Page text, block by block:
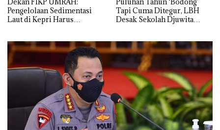
Pengelolaan Sedimentasi
Laut di Kepri Harus
dengan Konservasi
Tapi Cuma Ditegur, LBH
Desak Sekolah Djuwita